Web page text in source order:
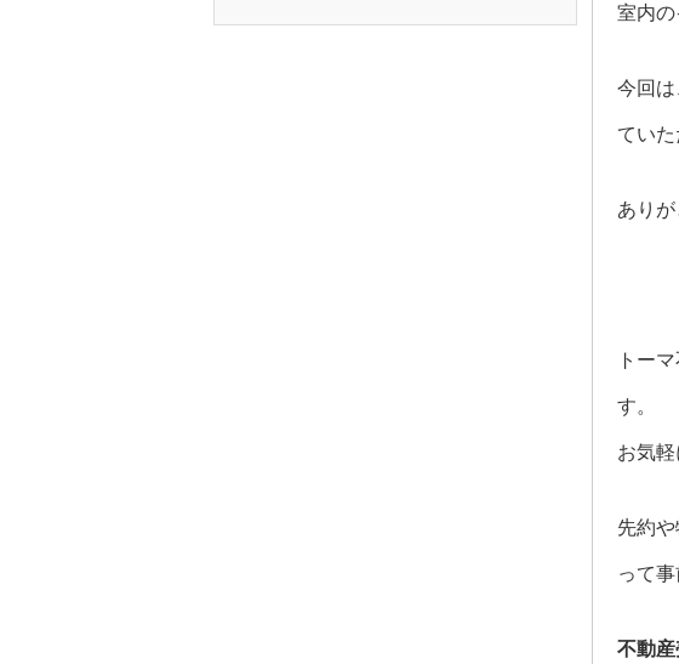
室内の
今回
ていた
あり
トー
す。
お気
先約
って
不動